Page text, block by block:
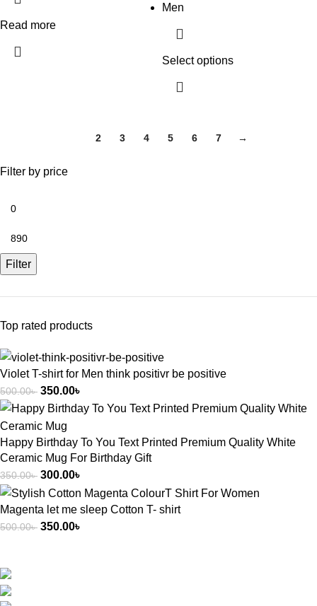
Filter by price
Filter
Top rated products
Violet T-shirt for Men think positivr be positive
500.00৳ 350.00৳
Happy Birthday To You Text Printed Premium Quality White
Ceramic Mug For Birthday Gift
350.00৳ 300.00৳
Magenta let me sleep Cotton T- shirt
500.00৳ 350.00৳
Read more
Men
Select options
2 3 4 5 6 7 →